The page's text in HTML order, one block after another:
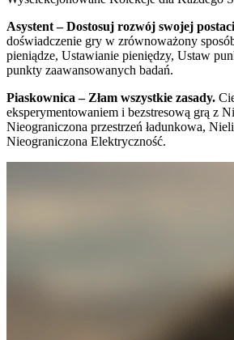
Asystent – Dostosuj rozwój swojej
doświadczenie gry w zrównoważony
pieniądze, Ustawianie pieniędzy, Ustaw
punkty zaawansowanych badań.
Piaskownica – Złam wszystkie zasady.
eksperymentowaniem i bezstresową grą z
Nieograniczona przestrzeń ładunkowa,
Nieograniczona Elektryczność.